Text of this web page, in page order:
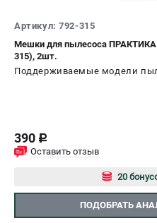
Артикул: 792-315
Мешки для пылесоса ПРАКТИКА
315), 2шт.
Поддерживаемые модели
390 c
Оставить отзыв
20
ПОДОБРАТЬ